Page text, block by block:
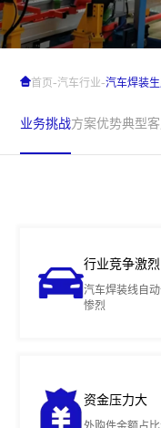
业务挑战方案优势典型客
首页-汽车行业-汽车焊装
行业竞争激烈
汽车焊装线自
惨烈
资金压力大
外购件金额占